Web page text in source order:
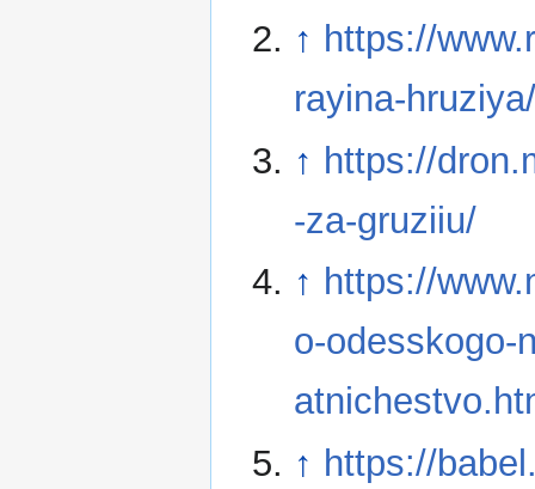
↑ https://
rayina-
↑ https://
-za-gruziiu/
↑ https://
o-odesskogo-
↑ https://